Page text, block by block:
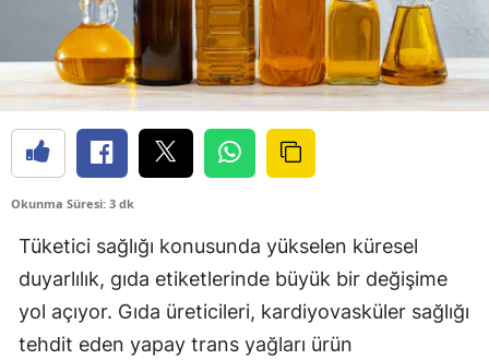
Okunma Süresi: 3 dk
Tüketici sağlığı konusunda yükselen küresel
duyarlılık, gıda etiketlerinde büyük bir değişime
yol açıyor. Gıda üreticileri, kardiyovasküler sağlığı
tehdit eden yapay trans yağları ürün